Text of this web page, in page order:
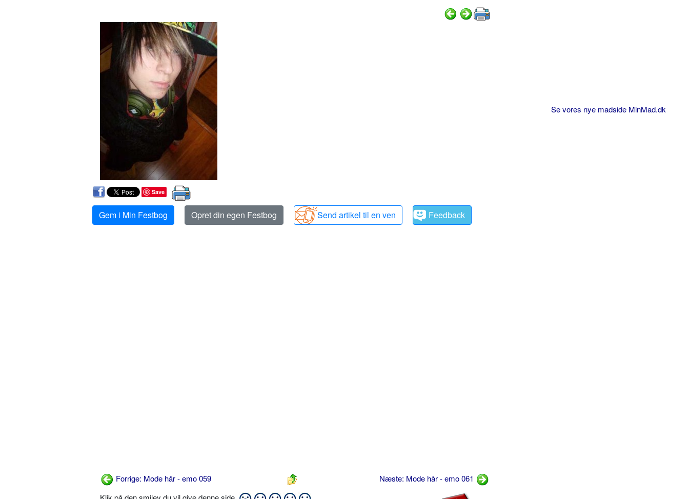
Save
Gem i Min Festbog Opret din egen Festbog Send artikel til en ven Feedback
Forrige: Mode hår - emo 059
Næste: Mode hår - emo 061
Se vores nye madside MinMad.dk